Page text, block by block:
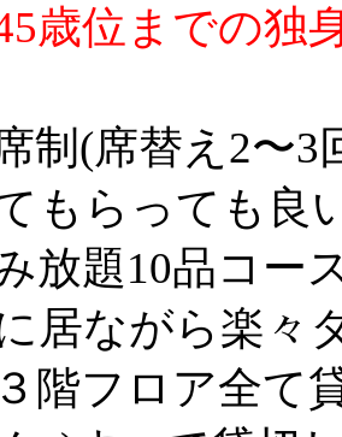
歳位までの独
制(席替え2〜
もらっても良
放題10品コー
居ながら楽
階フロア全て